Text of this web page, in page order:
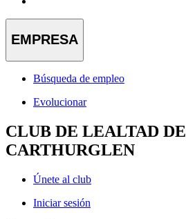
EMPRESA
Búsqueda de empleo
Evolucionar
CLUB DE LEALTAD DE
CARTHURGLEN
Únete al club
Iniciar sesión